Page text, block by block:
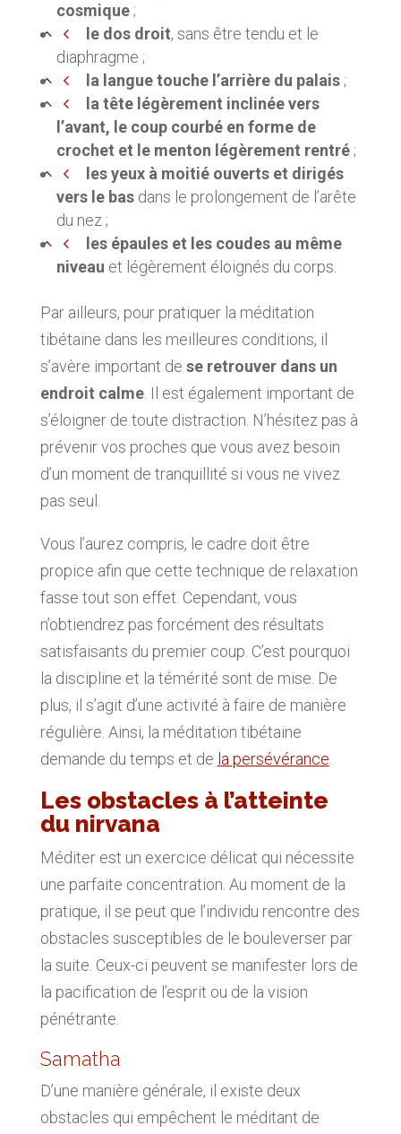
cosmique;
le dos droit, sans être tendu et le
diaphragme ;
la langue touche l’arrière du palais;
la tête légèrement inclinée vers
l’avant, le coup courbé en forme de
crochet et le menton légèrement rentré;
les yeux à moitié ouverts et dirigés
vers le basdans le prolongement de l’arête
du nez ;
les épaules et les coudes au même
niveau et légèrement éloignés du corps.
Par ailleurs, pour pratiquer la méditation
tibétaine dans les meilleures conditions, il
s’avère important de se retrouver dans un
endroit calme. Il est également important de
s’éloigner de toute distraction. N’hésitez pas à
prévenir vos proches que vous avez besoin
d’un moment de tranquillité si vous ne vivez
pas seul.
Vous l’aurez compris, le cadre doit être
propice afin que cette technique de relaxation
fasse tout son effet. Cependant, vous
n’obtiendrez pas forcément des résultats
satisfaisants du premier coup. C’est pourquoi
la discipline et la témérité sont de mise. De
plus, il s’agit d’une activité à faire de manière
régulière. Ainsi, la méditation tibétaine
demande du temps et de la persévérance.
Les obstacles à l’atteinte
du nirvana
Méditer est un exercice délicat qui nécessite
une parfaite concentration. Au moment de la
pratique, il se peut que l’individu rencontre des
obstacles susceptibles de le bouleverser par
la suite. Ceux-ci peuvent se manifester lors de
la pacification de l’esprit ou de la vision
pénétrante.
Samatha
D’une manière générale, il existe deux
obstacles qui empêchent le méditant de